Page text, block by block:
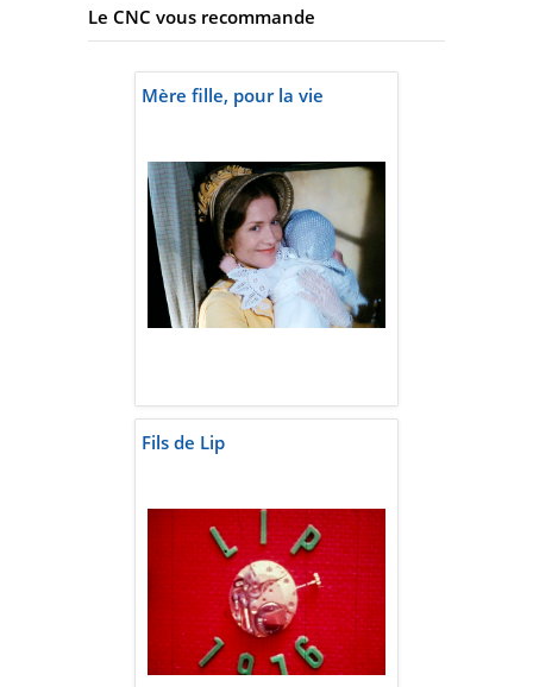
Le CNC vous recommande
Mère fille, pour la vie
Fils de Lip